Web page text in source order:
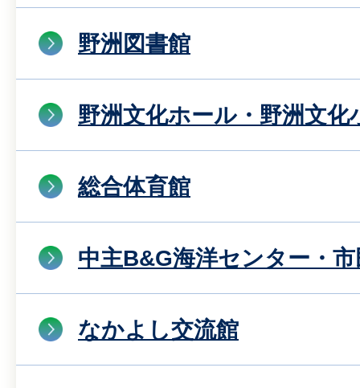
野洲図書館
野洲文化ホール・野洲文化
総合体育館
中主B&G海洋センター・
なかよし交流館